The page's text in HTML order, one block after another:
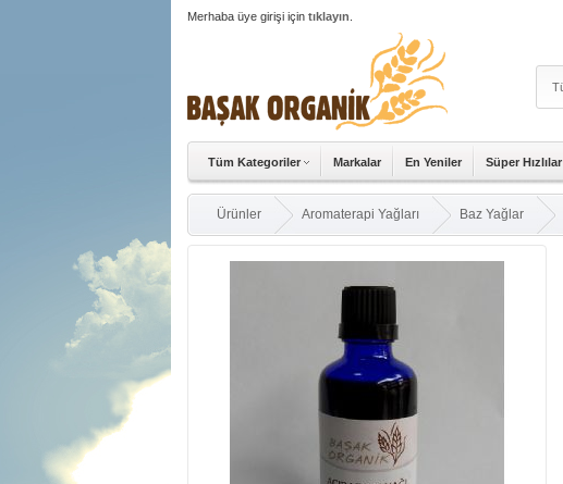
Merhaba üye girişi için tıklayın
Tüm Kategoriler Markalar En Yeniler Süper Hızlılar
Ürünler Aromaterapi Yağları Baz Yağlar